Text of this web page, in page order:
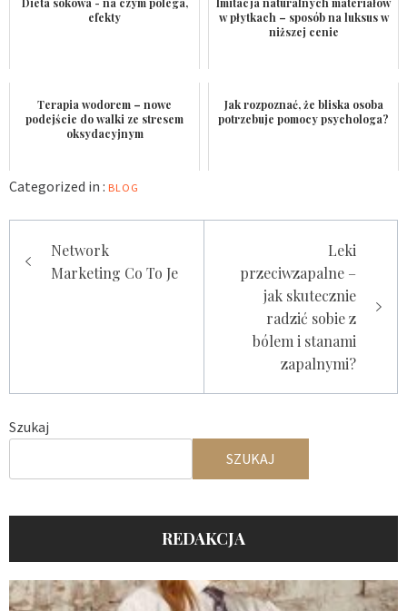
efekty
w płytkach – sposób na luksus w
niższej cenie
Terapia wodorem – nowe
podejście do walki ze stresem
oksydacyjnym
Jak rozpoznać, że bliska osoba
potrzebuje pomocy psychologa?
Categorized in : BLOG
wpisuNetwork
Marketing Co To Je
Leki
przeciwzapalne –
jak skutecznie
radzić sobie z
bólem i stanami
zapalnymi?
Szukaj
SZUKAJ
REDAKCJA